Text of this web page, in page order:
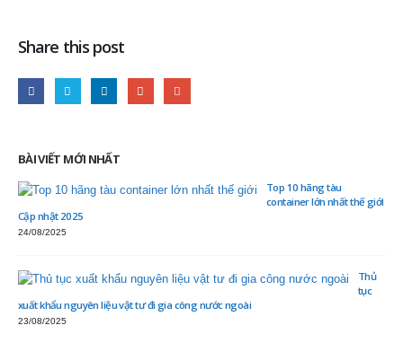
Share this post
BÀI VIẾT MỚI NHẤT
Top 10 hãng tàu
container lớn nhất thế giới
Cập nhật 2025
24/08/2025
Thủ
tục
xuất khẩu nguyên liệu vật tư đi gia công nước ngoài
23/08/2025